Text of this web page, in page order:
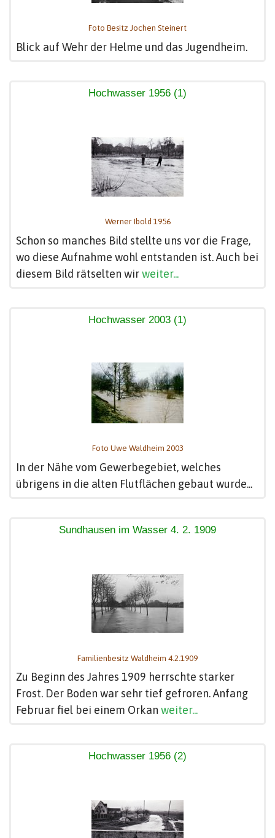
Foto Besitz Jochen Steinert
Blick auf Wehr der Helme und das Jugendheim.
Hochwasser 1956 (1)
Werner Ibold 1956
Schon so manches Bild stellte uns vor die Frage,
wo diese Aufnahme wohl entstanden ist. Auch bei
diesem Bild rätselten wirweiter...
Hochwasser 2003 (1)
Foto Uwe Waldheim 2003
In der Nähe vom Gewerbegebiet, welches
übrigens in die alten Flutflächen gebaut wurde...
Sundhausen im Wasser 4. 2. 1909
Familienbesitz Waldheim 4.2.1909
Zu Beginn des Jahres 1909 herrschte starker
Frost. Der Boden war sehr tief gefroren. Anfang
Februar fiel bei einem Orkan weiter...
Hochwasser 1956 (2)